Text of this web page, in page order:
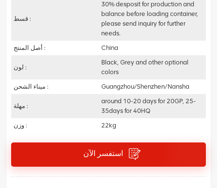
قسط :
30% desposit for production and
balance before loading container,
please send inquiry for further
needs.
أصل المنتج :
China
لون :
Black, Grey and other optional
colors
ميناء الشحن :
Guangzhou/Shenzhen/Nansha
مهلة :
around 10-20 days for 20GP, 25-
35days for 40HQ
وزن :
22kg